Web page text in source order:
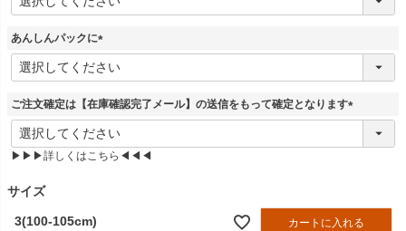
必
)
あんしんパックに
(
必
)
ご注文確定は【在庫確認完了メール】の送信をもって確定となります
(
▶▶▶詳しくはこちら◀◀◀
サイズ
3(100-105cm) カートに入れる